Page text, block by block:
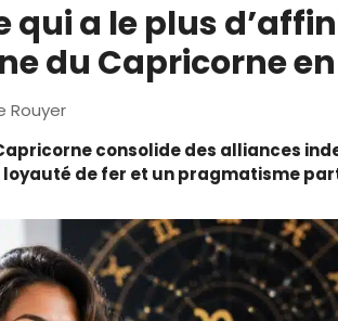
qui a le plus
du Capricorne en
Rouyer
consolide des alliances
de fer et un pragmatisme